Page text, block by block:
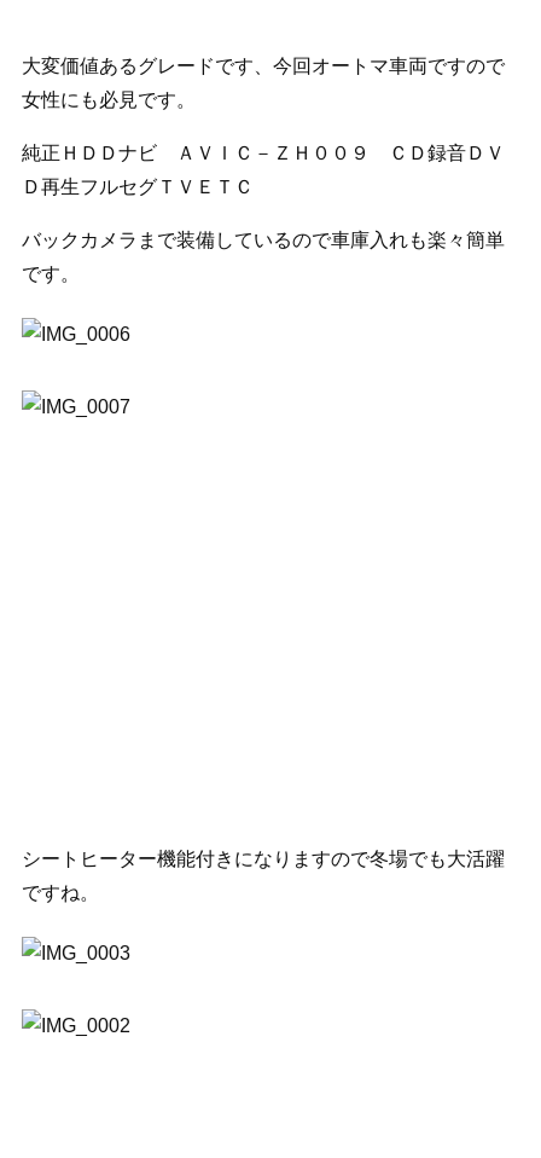
大変価値あるグレードです、今回オートマ車両ですので
女性にも必見です。
純正ＨＤＤナビ ＡＶＩＣ－ＺＨ００９ ＣＤ録音ＤＶ
Ｄ再生フルセグＴＶＥＴＣ
バックカメラまで装備しているので車庫入れも楽々簡単
です。
シートヒーター機能付きになりますので冬場でも大活躍
ですね。